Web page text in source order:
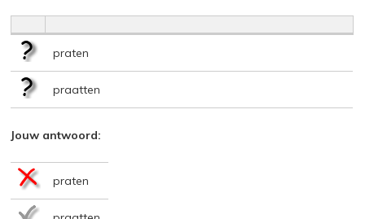
praten
praatten
Jouw antwoord:
praten